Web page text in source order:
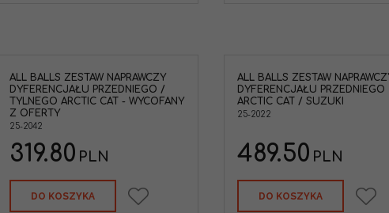
ALL BALLS ZESTAW NAPRAWCZY
DYFERENCJAŁU PRZEDNIEGO /
TYLNEGO ARCTIC CAT - WYCOFANY
Z OFERTY
25-2042
319.80 PLN
DO KOSZYKA
ALL BALLS ZESTAW
DYFERENCJAŁU PRZEDNIEGO
ARCTIC CAT / SUZUKI
25-2022
489.50 PLN
DO KOSZYKA